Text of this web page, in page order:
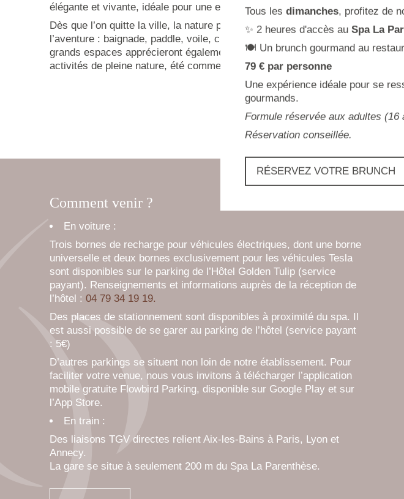
élégante et vivante, idéale pour une escapade ressourçante.
Dès que l’on quitte la ville, la nature prend toute sa place. Le lac du Bourget
l’aventure : baignade, paddle, voile, croisières ou randonnées panoramiques
grands espaces apprécieront également le massif des Bauges, propice aux
activités de pleine nature, été comme hiver.
Comment venir ?
En voiture :
Trois bornes de recharge pour véhicules électriques, dont une borne
universelle et deux bornes exclusivement pour les véhicules Tesla
sont disponibles sur le parking de l’Hôtel Golden Tulip (service
payant). Renseignements et informations auprès de la réception de
l’hôtel : 04 79 34 19 19.
Des places de stationnement sont disponibles à proximité du spa. Il
est aussi possible de se garer au parking de l’hôtel (service payant
: 5€)
D’autres parkings se situent non loin de notre établissement. Pour
faciliter votre venue, nous vous invitons à télécharger l’application
mobile gratuite Flowbird Parking, disponible sur Google Play et sur
l’App Store.
En train :
Des liaisons TGV directes relient Aix-les-Bains à Paris, Lyon et
Annecy.
La gare se situe à seulement 200 m du Spa La Parenthèse.
Tous les dimanches, profitez de
✨ 2 heures d'accès au Spa La
🍽️ Un brunch gourmand au
79 € par personne
Une expérience idéale pour se
gourmands.
Formule réservée aux adultes (16
Réservation conseillée.
RÉSERVEZ VOTRE BRUNCH